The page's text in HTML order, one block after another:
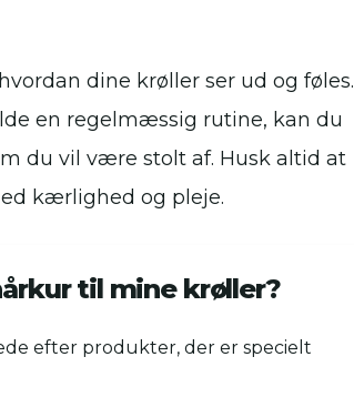
dine krøller ser ud og føles.
en regelmæssig rutine, kan du
du vil være stolt af. Husk altid at
kærlighed og pleje.
til mine krøller?
efter produkter, der er specielt